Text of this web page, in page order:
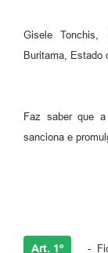
Cadastro usuários
Arquivos para
Contas Públicas
Ouvidoria Municipal
Gisele Tonchis,
Buritama, Estado
Faz saber que
sanciona e
Art. 1º -